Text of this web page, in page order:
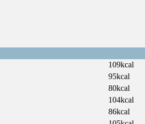
109kcal
95kcal
80kcal
104kcal
86kcal